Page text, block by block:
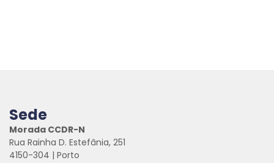
Sede
Morada CCDR-N
Rua Rainha D. Estefânia, 251
4150-304 | Porto